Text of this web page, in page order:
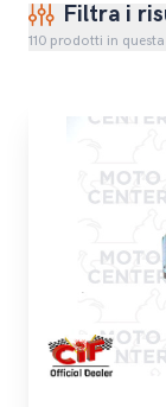
Filtra i
110 prodotti in